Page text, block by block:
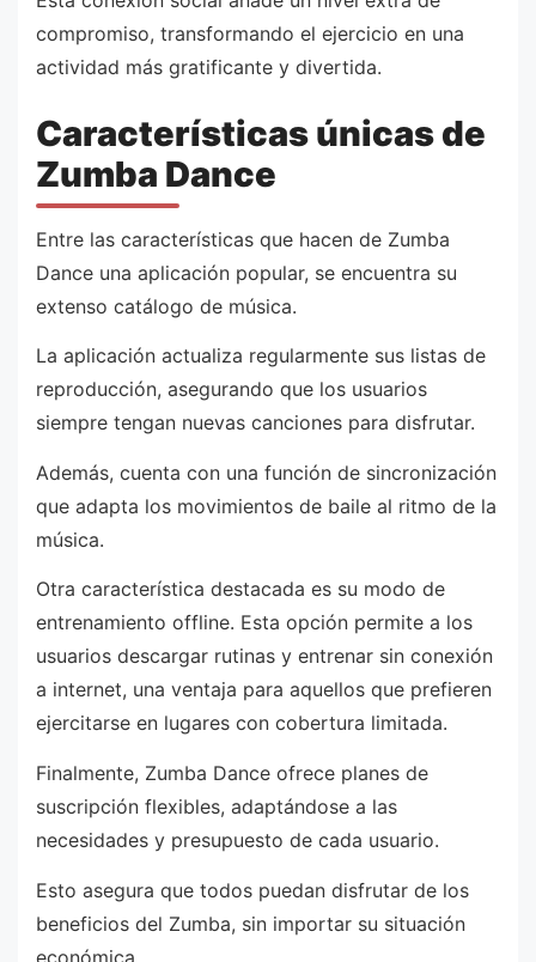
compromiso, transformando el ejercicio en una
actividad más gratificante y divertida.
Características únicas de
Zumba Dance
Entre las características que hacen de Zumba
Dance una aplicación popular, se encuentra su
extenso catálogo de música.
La aplicación actualiza regularmente sus listas de
reproducción, asegurando que los usuarios
siempre tengan nuevas canciones para disfrutar.
Además, cuenta con una función de sincronización
que adapta los movimientos de baile al ritmo de la
música.
Otra característica destacada es su modo de
entrenamiento offline. Esta opción permite a los
usuarios descargar rutinas y entrenar sin conexión
a internet, una ventaja para aquellos que prefieren
ejercitarse en lugares con cobertura limitada.
Finalmente, Zumba Dance ofrece planes de
suscripción flexibles, adaptándose a las
necesidades y presupuesto de cada usuario.
Esto asegura que todos puedan disfrutar de los
beneficios del Zumba, sin importar su situación
económica.